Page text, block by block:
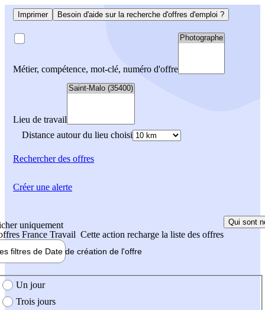
Imprimer Besoin d'aide sur la recherche d'offres d'emploi ?
Métier, compétence, mot-clé, numéro d'offre
Lieu de travail
Distance autour du lieu choisi
Rechercherdes offres
uniquement
France Travail Cette action recharge la liste des offres
Qui sont
filtres de Date de création de l'offre
création de l'offre
Un jour
Trois jours
Créer une alerte